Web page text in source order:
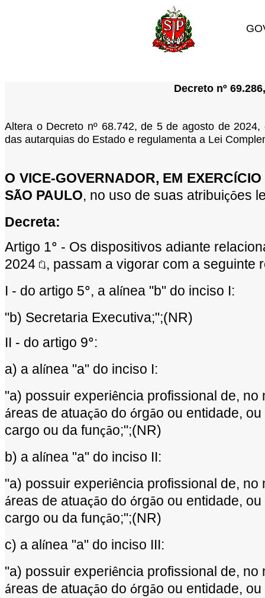
Decreto nº
Altera o Decreto nº 68.742, de 5 de agosto de
das autarquias do Estado e regulamenta a Lei
O VICE-GOVERNADOR, EM EXERCÍ
SÃO PAULO, no uso de suas atribuições
Decreta:
Artigo 1º - Os dispositivos adiante
2024
, passam a vigorar com a seguinte
I - do artigo 5º, a al ínea "b" do inciso I:
"b) Secretaria Executiva;";(NR)
II - do artigo 9º:
a) a al ínea "a" do inciso I:
"a) possuir experiência profissional de, no
áreas de atuação do órgão ou entidade,
cargo ou da função;";(NR)
b) a al ínea "a" do inciso II:
"a) possuir experiência profissional de, no
áreas de atuação do órgão ou entidade,
cargo ou da função;";(NR)
c) a al ínea "a" do inciso III:
"a) possuir experiência profissional de, no
áreas de atuação do órgão ou entidade,